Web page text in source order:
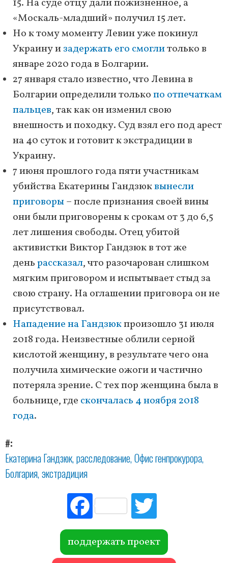
15. На суде отцу дали пожизненное, а
«Москаль-младший» получил 15 лет.
Но к тому моменту Левин уже покинул
Украину изадержать его смоглитолько в
январе 2020 года в Болгарии.
27 января стало известно, что Левина в
Болгарии определили толькопо отпечаткам
пальцев, так как он изменил свою
внешность и походку. Суд взял его под арест
на 40 суток и готовит к экстрадиции в
Украину.
7 июня прошлого года пяти участникам
убийства Екатерины Гандзюквынесли
приговоры– после признания своей вины
они были приговорены к срокам от 3 до 6,5
лет лишения свободы. Отец убитой
активистки Виктор Гандзюк в тот же
деньрассказал, что разочарован слишком
мягким приговором и испытывает стыд за
свою страну. На оглашении приговора он не
присутствовал.
Нападение на Гандзюкпроизошло 31 июля
2018 года. Неизвестные облили серной
кислотой женщину, в результате чего она
получила химические ожоги и частично
потеряла зрение. С тех пор женщина была в
больнице, где скончалась 4 ноября 2018
года.
#
Екатерина Гандзюк расследование Офис генпрокурора
Болгария экстрадиция
Fac
ebo
ok r
поддержать проект